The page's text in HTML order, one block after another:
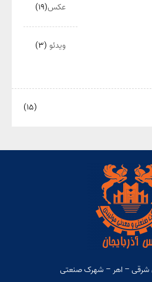
عکس(۱۹)
ویدئو (۳)
(۱۵)
شرقی – اهر – شهرک صنعتی